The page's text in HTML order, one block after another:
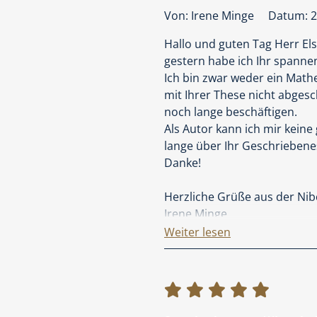
können Ihnen sicher viele
Resonanz gebettet
schreiben, sondern Themen
Kooperation exemplarisch
ausgelutscht ist. In
Andere Autoren arbeiten
die in der Noossphäre
interessant ist und als
zu artikulieren.
Von: Irene Minge
Datum:
Hallo und guten Tag Herr
gestern habe ich Ihr
Ich bin zwar weder ein
mit Ihrer These nicht
noch lange beschäftigen.
Als Autor kann ich mir
lange über Ihr
Danke!
Herzliche Grüße aus der
Irene Minge
Weiter lesen